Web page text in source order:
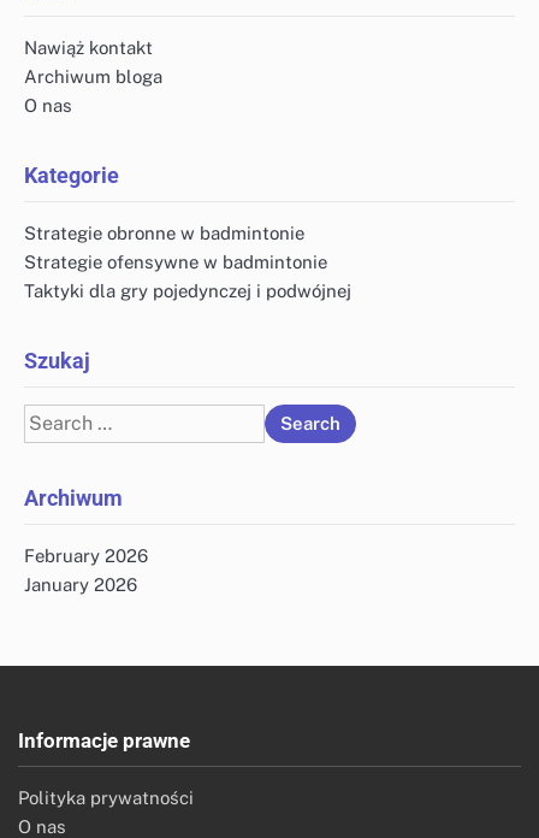
Nawiąż kontakt
Archiwum bloga
O nas
Kategorie
Strategie obronne w badmintonie
Strategie ofensywne w badmintonie
Taktyki dla gry pojedynczej i podwójnej
Szukaj
Search
for:
Archiwum
February 2026
January 2026
Informacje prawne
Polityka prywatności
O nas